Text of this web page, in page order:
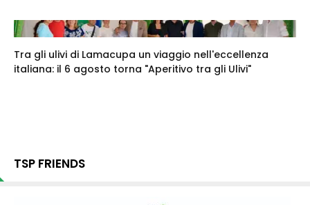
Tra gli ulivi di Lamacupa un viaggio nell'eccellenza
italiana: il 6 agosto torna "Aperitivo tra gli Ulivi"
TSP FRIENDS